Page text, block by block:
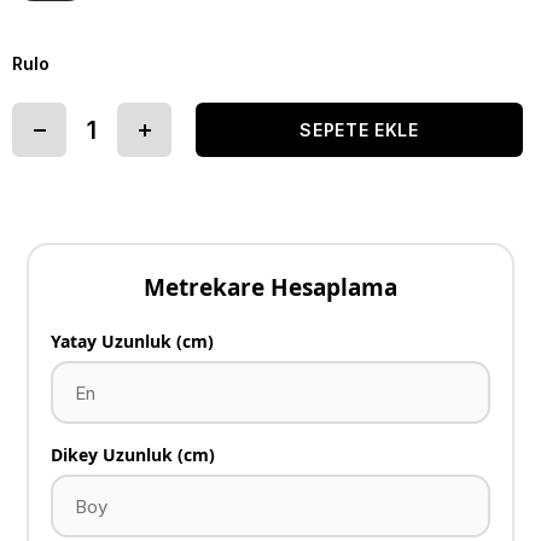
Rulo
Metrekare Hesaplama
Yatay Uzunluk (cm)
Dikey Uzunluk (cm)